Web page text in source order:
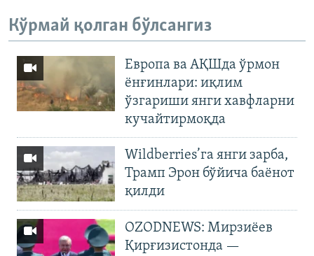
Кўрмай қолган бўлсангиз
Европа ва АҚШда ўрмон
ёнғинлари: иқлим
ўзгариши янги хавфларни
кучайтирмоқда
Wildberries’га янги зарба,
Трамп Эрон бўйича баёнот
қилди
OZODNEWS: Мирзиёев
Қирғизистонда —